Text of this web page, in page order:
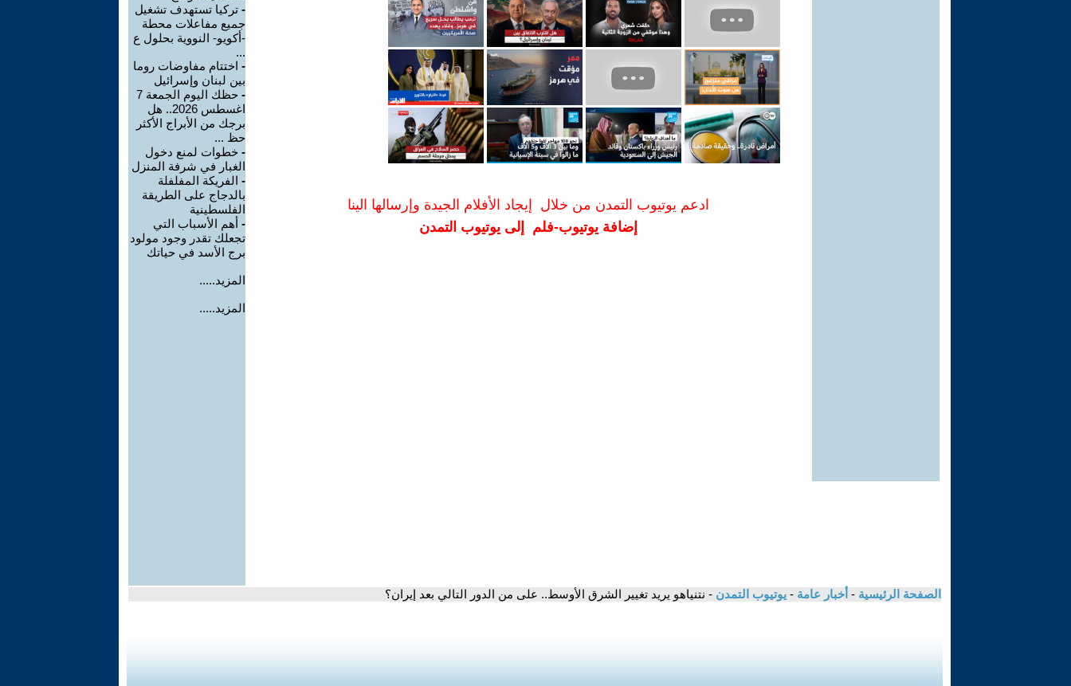
ادعم يوتيوب التمدن من خلال إيجاد الأفلام الجيدة وإرسالها الينا
إضافة يوتيوب-فلم إلى يوتيوب التمدن
- تركيا تستهدف تشغيل
جميع مفاعلات محطة
-أكويو- النووية بحلول ع
...
- اختتام مفاوضات روما
بين لبنان وإسرائيل
-
حظك اليوم الجمعة 7
اغسطس 2026.. هل
برجك من الأبراج الأكثر
حظ ...
- خطوات لمنع دخول
الغبار في شرفة المنزل
- الفريكة المفلفلة
بالدجاج على الطريقة
الفلسطينية
- أهم الأسباب التي
تجعلك تقدر وجود مولود
برج الأسد في حياتك
المزيد.....
المزيد.....
الصفحة الرئيسية - أخبار عامة - يوتيوب التمدن - نتنياهو يريد تغيير الشرق الأوسط.. على من الدور التالي بعد إيران؟